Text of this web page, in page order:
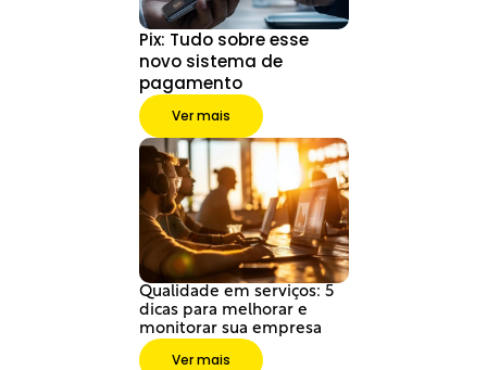
Pix: Tudo sobre esse
novo sistema de
pagamento
Ver mais
Qualidade em serviços: 5
dicas para melhorar e
monitorar sua empresa
Ver mais